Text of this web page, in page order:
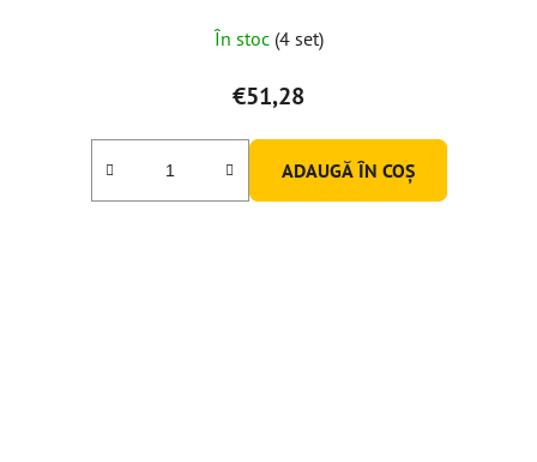
În stoc (4 set)
€51,28
ADAUGĂ ÎN COŞ